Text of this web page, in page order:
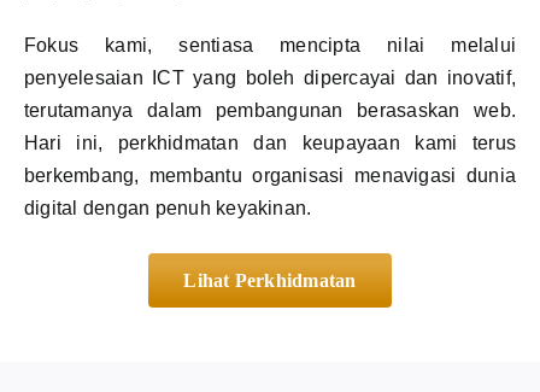
Fokus kami, sentiasa mencipta nilai melalui
penyelesaian ICT yang boleh dipercayai dan inovatif,
terutamanya dalam pembangunan berasaskan web.
Hari ini, perkhidmatan dan keupayaan kami terus
berkembang, membantu organisasi menavigasi dunia
digital dengan penuh keyakinan.
Lihat Perkhidmatan